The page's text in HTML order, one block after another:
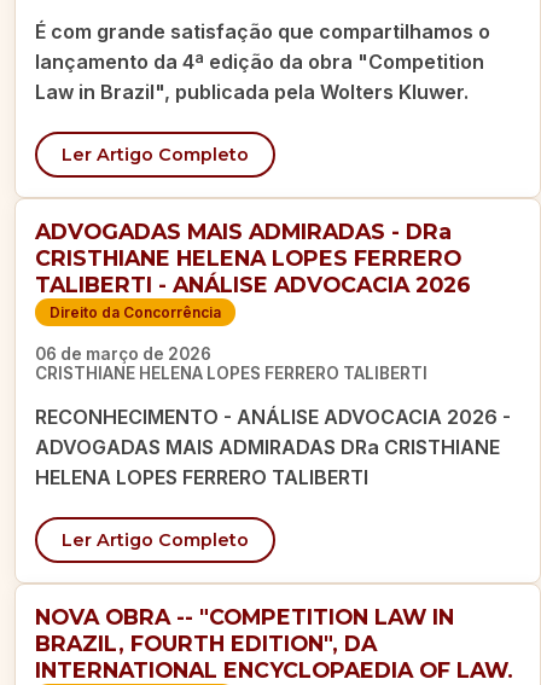
É com grande satisfação que compartilhamos o
lançamento da 4ª edição da obra "Competition
Law in Brazil", publicada pela Wolters Kluwer.
Ler Artigo Completo
ADVOGADAS MAIS ADMIRADAS - DRa
CRISTHIANE HELENA LOPES FERRERO
TALIBERTI - ANÁLISE ADVOCACIA 2026
Direito da Concorrência
06 de março de 2026
CRISTHIANE HELENA LOPES FERRERO TALIBERTI
RECONHECIMENTO - ANÁLISE ADVOCACIA 2026 -
ADVOGADAS MAIS ADMIRADAS DRa CRISTHIANE
HELENA LOPES FERRERO TALIBERTI
Ler Artigo Completo
NOVA OBRA -- "COMPETITION LAW IN
BRAZIL, FOURTH EDITION", DA
INTERNATIONAL ENCYCLOPAEDIA OF LAW.